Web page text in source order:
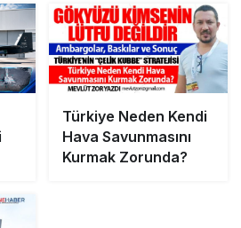
Türkiye Neden Kendi
Hava Savunmasını
Kurmak Zorunda?